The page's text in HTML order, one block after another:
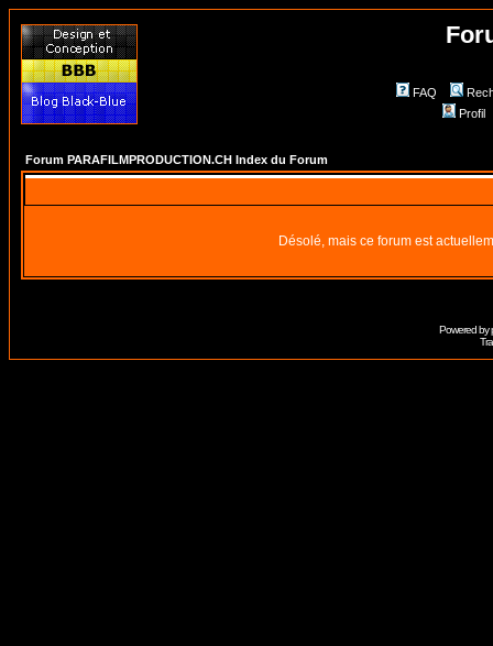
FAQ
Profil
Forum PARAFILMPRODUCTION.CH Index du Forum
Désolé, mais ce forum est
Powered by